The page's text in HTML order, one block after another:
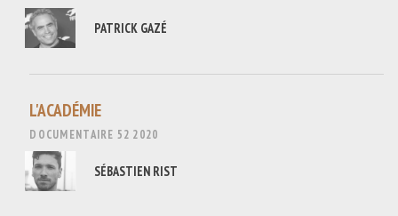
PATRICK GAZÉ
L'ACADÉMIE
DOCUMENTAIRE 52 2020
SÉBASTIEN RIST